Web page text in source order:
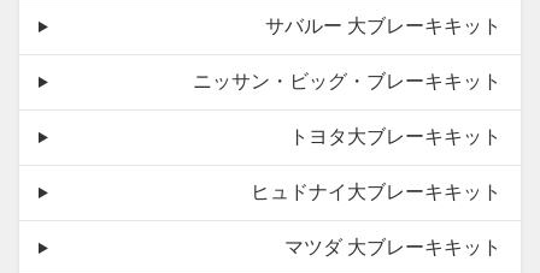
サバルー 大ブレーキキット
ニッサン・ビッグ・ブレーキキット
トヨタ大ブレーキキット
ヒュドナイ大ブレーキキット
マツダ 大ブレーキキット